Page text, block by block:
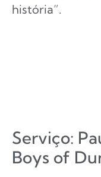
história”.
Serviço:
Boys of